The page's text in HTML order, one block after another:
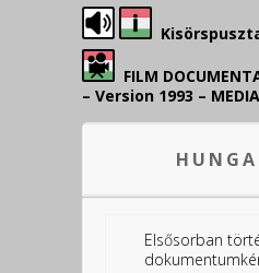
FILM
– Version 1993 –
Elsősorban